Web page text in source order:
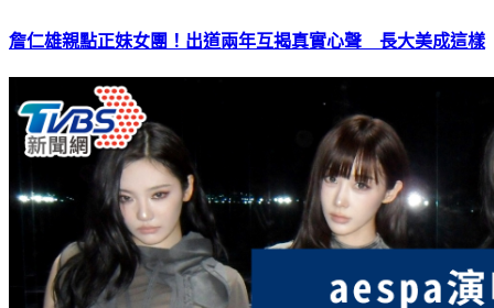
詹仁雄親點正妹女團！出道兩年互揭真實心聲 長大美成這樣